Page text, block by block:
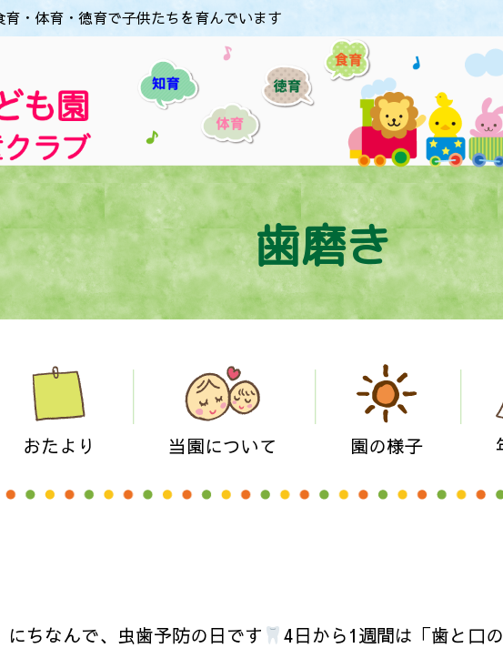
・体育・徳育で子供たちを育んでいます
歯磨き
おたより 当園について 園の様子
ちなんで、虫歯予防の日です
4日から1週間は「歯と口